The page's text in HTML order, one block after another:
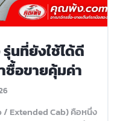
นที่ยังใช้ได้ดี
ซื้อขายคุ้มค่า
/ Extended Cab) คือหนึ่ง